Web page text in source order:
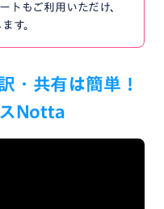
トもご利用いただけ、
す。
・共有は簡単！
スNotta